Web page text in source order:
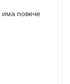
има повече